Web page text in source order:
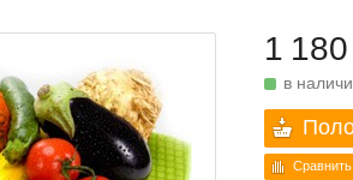
1
в
Сравнить